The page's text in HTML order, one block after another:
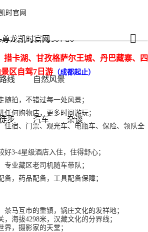
时官网
龙凯时官网
线 自然风景
步 汽车 杂谈
时官网
理塘、措卡湖、甘孜格萨尔王城、丹巴藏寨、
17日 15:04 501 0
措卡湖、甘孜格萨尔王城、丹巴藏寨、四
区 自驾7 日游 （成都起止）
随拍，不错过每一处风景；
任何购物店，更多时间游玩；
住宿、门票、 观光车、电瓶车、保险、领队全
好3-4星级酒店入住，住得舒心；
专业藏区老司机随车带队；
备，药品配备，工具配备保障；
马互市的重镇，锅庄文化的发祥地；
海拔4298米，汉藏文化的分界线；
，摄影家的天堂；